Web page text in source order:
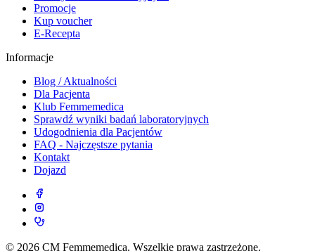
Promocje
Kup voucher
E-Recepta
Informacje
Blog / Aktualności
Dla Pacjenta
Klub Femmemedica
Sprawdź wyniki badań laboratoryjnych
Udogodnienia dla Pacjentów
FAQ - Najczęstsze pytania
Kontakt
Dojazd
© 2026 CM Femmemedica. Wszelkie prawa zastrzeżone.